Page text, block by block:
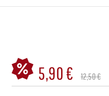
5,90 € 12,50 €